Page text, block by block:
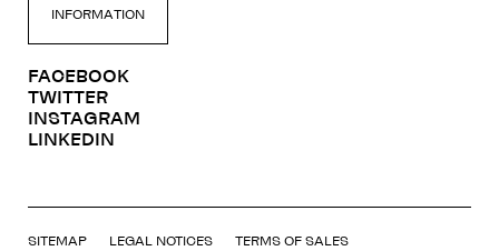
INFORMATION
FACEBOOK
TWITTER
INSTAGRAM
LINKEDIN
SITEMAP LEGAL NOTICES TERMS OF SALES